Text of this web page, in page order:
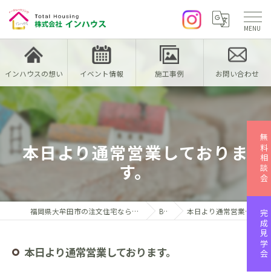
インハウスの想い イベント情報 施工事例 お問い合わせ
本日より通常営業しておりま
す。
福岡県大牟田市の注文住宅なら株式会社インハウス Blog 本日より通常営業しております。
本日より通常営業しております。
無料相談会
完成見学会